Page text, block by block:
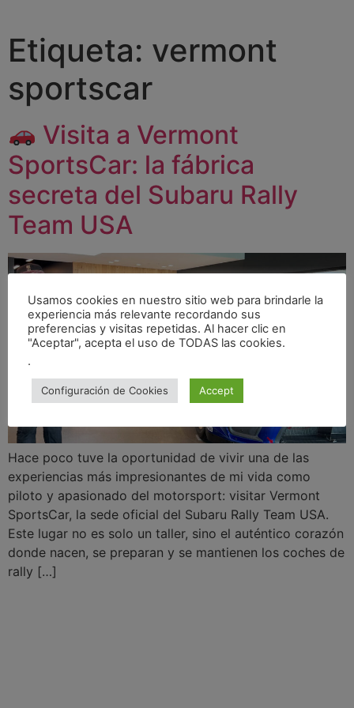
Etiqueta: vermont
sportscar
Visita a Vermont
SportsCar: la fábrica
secreta del Subaru Rally
Team USA
Hace poco tuve la oportunidad de vivir una de las
experiencias más impresionantes de mi vida como
piloto y apasionado del motorsport: visitar Vermont
SportsCar, la sede oficial del Subaru Rally Team USA.
Este lugar no es solo un taller, sino el auténtico corazón
donde nacen, se preparan y se mantienen los coches de
rally […]
Usamos cookies en nuestro sitio web para brindarle la
experiencia más relevante recordando sus
preferencias y visitas repetidas. Al hacer clic en
"Aceptar", acepta el uso de TODAS las cookies.
.
Configuración de Cookies Accept